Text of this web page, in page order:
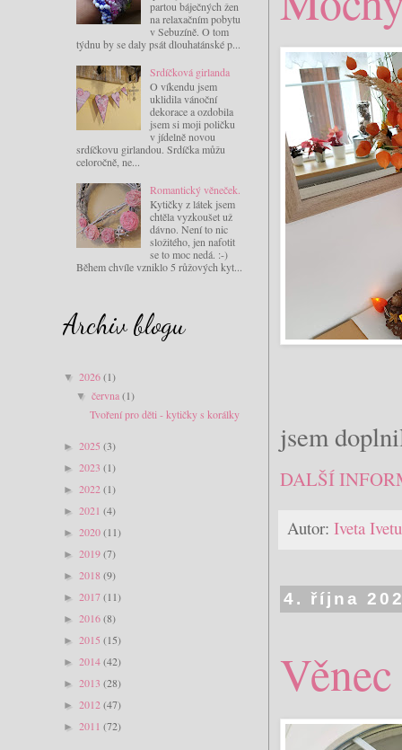
jsem
DALŠÍ
Autor: Iveta
4. října
partou báječných žen
na relaxačním pobytu
v Sebuzíně. O tom
týdnu by se daly psát dlouhatánské p...
Srdíčková girlanda
O víkendu jsem
uklidila vánoční
dekorace a ozdobila
jsem si moji poličku
v jídelně novou
srdíčkovu girlandou. Srdíčka můžu
celoročně, ne...
Romantický věneček.
Kytičky z látek jsem
chtěla vyzkoušet už
dávno. Není to nic
složitého, jen nafotit
se to moc nedá. :-)
Během chvíle vzniklo 5 růžových kyt...
Archiv blogu
▼ 2026(1)
▼června(1)
Tvoření pro děti - kytičky s korálky
► 2025 (3)
► 2023 (1)
► 2022(1)
► 2021 (4)
► 2020(11)
► 2019(7)
► 2018 (9)
► 2017(11)
► 2016(8)
► 2015 (15)
► 2014(42)
► 2013 (28)
► 2012(47)
► 2011 (72)